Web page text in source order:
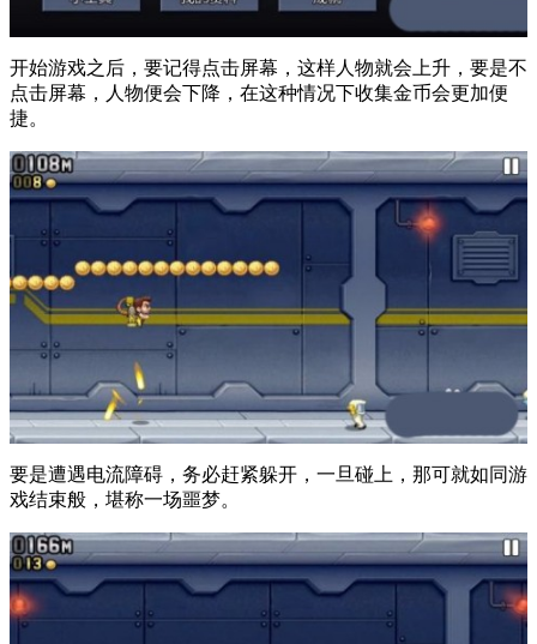
开始游戏之后，要记得点击屏幕，这样人物就会上升，要是不
点击屏幕，人物便会下降，在这种情况下收集金币会更加便
捷。
要是遭遇电流障碍，务必赶紧躲开，一旦碰上，那可就如同游
戏结束般，堪称一场噩梦。